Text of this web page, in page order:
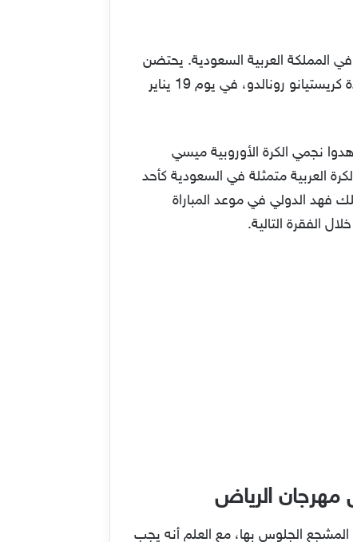
في المملكة العربية السعودية. يحتضن
ملعب إستاد الملك فهد الدولي ماتش باريس سان جيرمان بقيادة ليونيل ميسي، ونجوم النصر والهلال بقيادة كريستيانو رونالدو، في يوم 19 يناير
نجمي الكرة الأوروبية ميسي
العربية متمثلة في السعودية كأحد
فهد الدولي في موعد المباراة
الفقرة التالية.
مهرجان الرياض
الجلوس بها، مع العلم أنه يجب